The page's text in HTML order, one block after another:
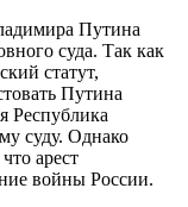
Путина
суда. Так как
статут,
Путина
Республика
суду. Однако
арест
войны России.